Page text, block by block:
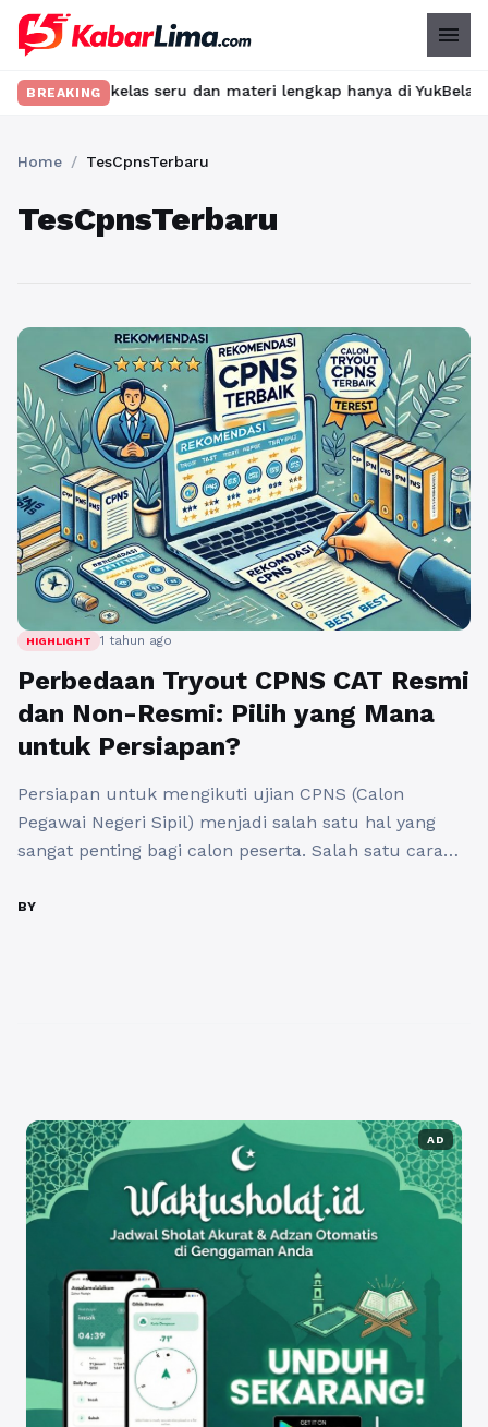
menu
BREAKING
kelas seru dan materi lengkap hanya di
Home / TesCpnsTerbaru
TesCpnsTerbaru
HIGHLIGHT 1 tahun ago
Perbedaan Tryout CPNS CAT Resmi
dan Non-Resmi: Pilih yang Mana
untuk Persiapan?
Persiapan untuk mengikuti ujian CPNS (Calon
Pegawai Negeri Sipil) menjadi salah satu hal yang
sangat penting bagi calon peserta. Salah satu cara
tryout CPNS CAT (Computer Assisted Test). Namun,
BY
AD